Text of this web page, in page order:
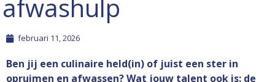
afwashulp
februari 11, 2026
Ben jij een culinaire held(in) of juist een ster in
opruimen en afwassen? Wat jouw talent ook is: de